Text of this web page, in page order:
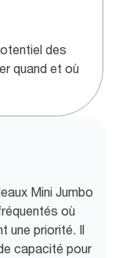
des
quand et où
Mini Jumbo
où
une priorité. Il
capacité pour